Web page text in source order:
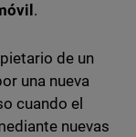
.
de un
una nueva
cuando el
nuevas